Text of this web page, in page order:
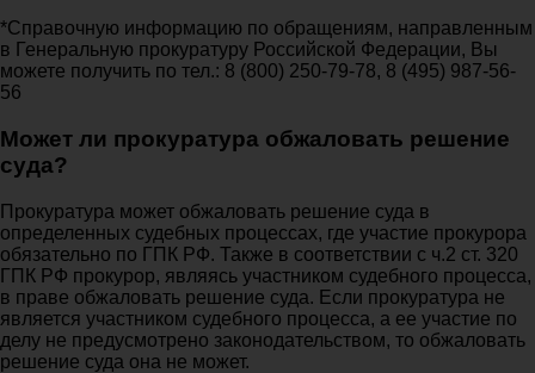
*Справочную информацию по обращениям, направленным
в Генеральную прокуратуру Российской Федерации, Вы
можете получить по тел.: 8 (800) 250-79-78, 8 (495) 987-56-
56
Может ли прокуратура обжаловать решение
суда?
Прокуратура может обжаловать решение суда в
определенных судебных процессах, где участие прокурора
обязательно по ГПК РФ. Также в соответствии с ч.2 ст. 320
ГПК РФ прокурор, являясь участником судебного процесса,
в праве обжаловать решение суда. Если прокуратура не
является участником судебного процесса, а ее участие по
делу не предусмотрено законодательством, то обжаловать
решение суда она не может.